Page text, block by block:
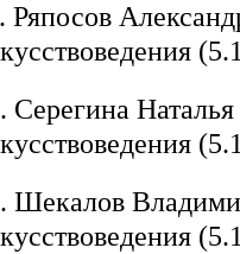
Ряпосов
Серегина
Шекалов